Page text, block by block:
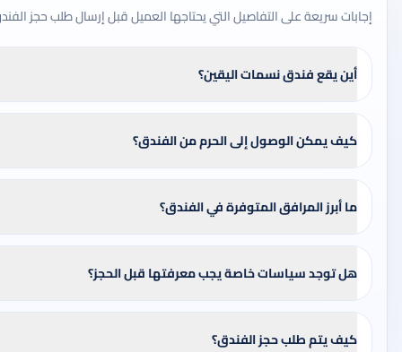
إجابات سريعة على التفاصيل التي يحتاجها العميل قبل إرسال طلب حجز
أين يقع فندق نسمات اليقين؟
كيف يمكن الوصول إلى الحرم من الفندق؟
ما أبرز المرافق المتوفرة في الفندق؟
هل توجد سياسات خاصة يجب معرفتها قبل الحجز؟
كيف يتم طلب حجز الفندق؟